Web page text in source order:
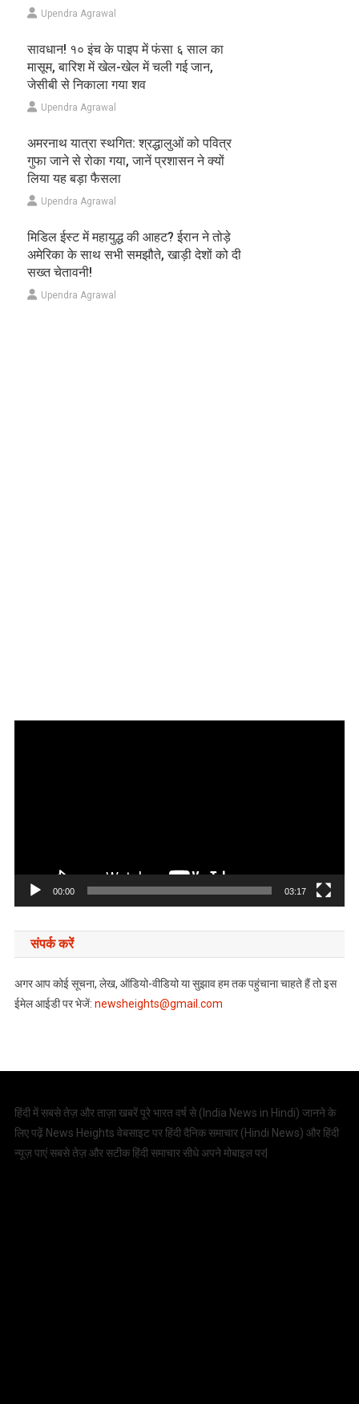
Upendra Agrawal
सावधान! १० इंच के पाइप में फंसा ६ साल का
मासूम, बारिश में खेल-खेल में चली गई जान,
जेसीबी से निकाला गया शव
Upendra Agrawal
अमरनाथ यात्रा स्थगित: श्रद्धालुओं को पवित्र
गुफा जाने से रोका गया, जानें प्रशासन ने क्यों
लिया यह बड़ा फैसला
Upendra Agrawal
मिडिल ईस्ट में महायुद्ध की आहट? ईरान ने तोड़े
अमेरिका के साथ सभी समझौते, खाड़ी देशों को दी
सख्त चेतावनी!
Upendra Agrawal
00:00 03:17
संपर्क करें
अगर आप कोई सूचना, लेख, ऑडियो-वीडियो या सुझाव हम तक पहुंचाना चाहते हैं तो इस
ईमेल आईडी पर भेजें: newsheights@gmail.com
हिंदी में सबसे तेज़ और ताज़ा खबरें पूरे भारत वर्ष से ( India News in Hindi) जानने के
लिए पढ़ें News Heights वेबसाइट पर हिंदी दैनिक समाचार (Hindi News) और हिंदी
न्यूज़ पाएं सबसे तेज़ और सटीक हिंदी समाचार सीधे अपने मोबाइल पर|